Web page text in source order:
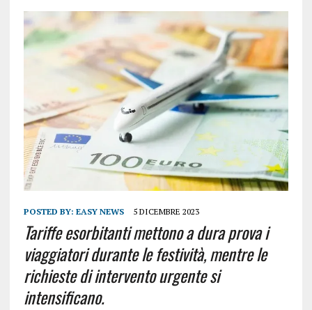
POSTED BY: EASY NEWS 5 DICEMBRE 2023
Tariffe esorbitanti mettono a dura prova i
viaggiatori durante le festività, mentre le
richieste di intervento urgente si
intensificano.